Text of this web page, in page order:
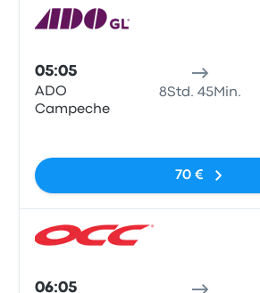
05:05
ADO
Campeche
8Std. 45Min.
70 €
06:05